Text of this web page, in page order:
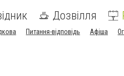
Дозвілля
Питання-відповідь Афіша